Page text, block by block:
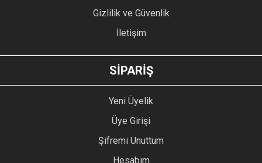
GÖNDER
Gizlilik ve Güvenlik
İletişim
SİPARİŞ
Yeni Üyelik
Üye Girişi
Şifremi Unuttum
Hesabım